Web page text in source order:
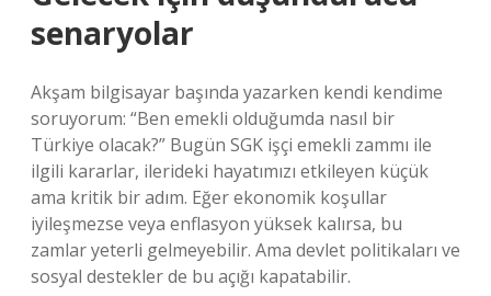
senaryolar
Akşam bilgisayar başında yazarken kendi kendime
soruyorum: “Ben emekli olduğumda nasıl bir
Türkiye olacak?” Bugün SGK işçi emekli zammı ile
ilgili kararlar, ilerideki hayatımızı etkileyen küçük
ama kritik bir adım. Eğer ekonomik koşullar
iyileşmezse veya enflasyon yüksek kalırsa, bu
zamlar yeterli gelmeyebilir. Ama devlet politikaları ve
sosyal destekler de bu açığı kapatabilir.